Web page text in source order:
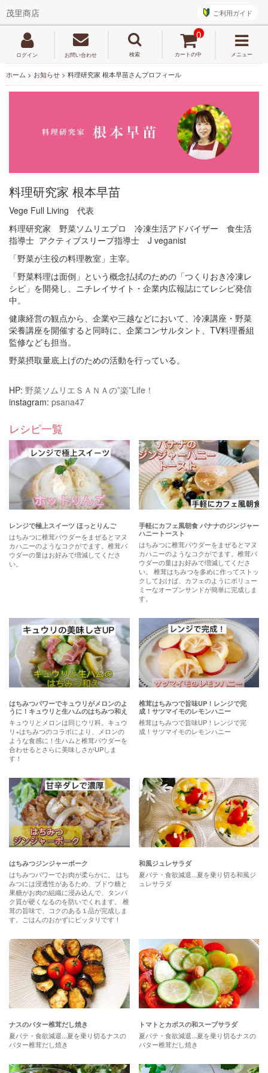
茂里商店 ご利用ガイド
ログイン お問い合わせ 検索 カートの中
0
メニュー
ホーム > お知らせ > 料理研究家 根本早苗さんプロフィール
料理研究家 根本早苗
Vege Full Living 代表
料理研究家 野菜ソムリエプロ 冷凍生活アドバイザー 食生活
指導士 アクティブスリープ指導士 J veganist
「野菜が主役の料理教室」主宰。
「野菜料理は面倒」という概念払拭のための「つくりおき冷凍レ
シピ」を開発し、ニチレイサイト・企業内広報誌にてレシピ発信
中。
健康経営の観点から、企業や三越などにおいて、冷凍講座・野菜
栄養講座を開催すると同時に、企業コンサルタント、TV料理番組
監修なども担当。
野菜摂取量底上げのための活動を行っている。
HP: 野菜ソムリエＳＡＮＡの”楽”Life！
instagram: psana47
レシピ一覧
レンジで極上スイーツ ほっとりんご
はちみつに椎茸パウダーをまぜるとマヌ
カハニーのようなコクがでます。椎茸パ
ウダーの量はお好みで増減してくださ
い。
手軽にカフェ風朝食 バナナのジンジャー
ハニートースト
はちみつに椎茸パウダーをまぜるとマヌ
カハニーのようなコクがでます。椎茸パ
ウダーの量はお好みで増減してくださ
い。 椎茸はちみつを多めに作ってストッ
クしておけば、カフェのようにボリュー
ミーなオープンサンドが簡単に完成しま
す。
はちみつパワーでキュウリがメロンのよ
うに！キュウリと生ハムのはちみつ和え
キュウリとメロンは同じウリ科。キュウ
リ+はちみつのコラボにより、メロンの
ような食感に！生ハムと椎茸パウダーを
合わせるとさらに美味しさがUPしま
す！
椎茸はちみつで旨味UP！レンジで完
成！サツマイモのレモンハニー
椎茸はちみつで旨味UP！レンジで完
成！サツマイモのレモンハニー
はちみつジンジャーポーク
はちみつパワーでお肉が柔らかに。 はち
みつには浸透性があるため、ブドウ糖と
果糖がお肉の組織に浸み込んで、タンパ
ク質が硬くなるのを防いでくれます。 椎
茸の旨味で、コクのある１品が完成しま
す。ごはんのおかずにピッタリです！
和風ジュレサラダ
夏バテ・食欲減退...夏を乗り切る和風ジ
ュレサラダ
ナスのバター椎茸だし焼き
夏バテ・食欲減退...夏を乗り切るナスの
バター椎茸だし焼き
トマトとカボスの和スープサラダ
夏バテ・食欲減退...夏を乗り切るナスの
バター椎茸だし焼き